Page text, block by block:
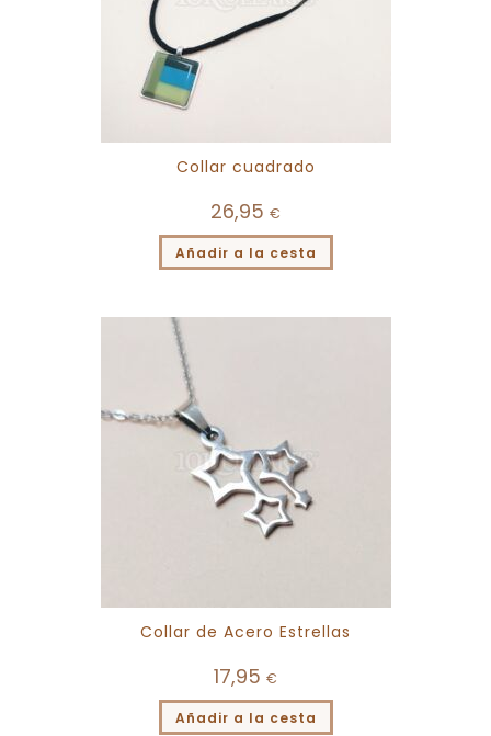
Collar cuadrado
26,95 €
Añadir a la cesta
Collar de Acero Estrellas
17,95 €
Añadir a la cesta